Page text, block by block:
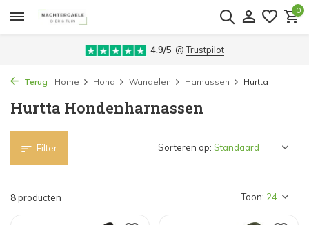
0
4.9/5 @Trustpilot
Terug Home Hond Wandelen Harnassen Hurtta
Hurtta Hondenharnassen
Filter
8 producten Toon:
Sorteren op: